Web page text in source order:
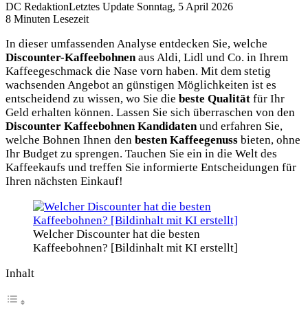
DC RedaktionLetztes Update Sonntag, 5 April 2026
8 Minuten Lesezeit
In dieser umfassenden Analyse entdecken Sie, welche
Discounter-Kaffeebohnenaus Aldi, Lidl und Co. in Ihrem
Kaffeegeschmack die Nase vorn haben. Mit dem stetig
wachsenden Angebot an günstigen Möglichkeiten ist es
entscheidend zu wissen, wo Sie die beste Qualität für Ihr
Geld erhalten können. Lassen Sie sich überraschen von den
Discounter Kaffeebohnen Kandidatenund erfahren Sie,
welche Bohnen Ihnen den besten Kaffeegenuss bieten, ohne
Ihr Budget zu sprengen. Tauchen Sie ein in die Welt des
Kaffeekaufs und treffen Sie informierte Entscheidungen für
Ihren nächsten Einkauf!
Welcher Discounter hat die besten
Kaffeebohnen? [Bildinhalt mit KI erstellt]
Inhalt